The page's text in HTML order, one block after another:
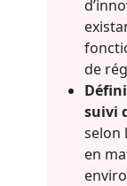
de
suivi
selon
en